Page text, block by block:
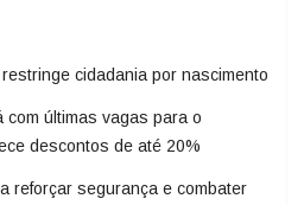
cidadania por nascimento
com últimas vagas para o
descontos de até 20%
reforçar segurança e combater